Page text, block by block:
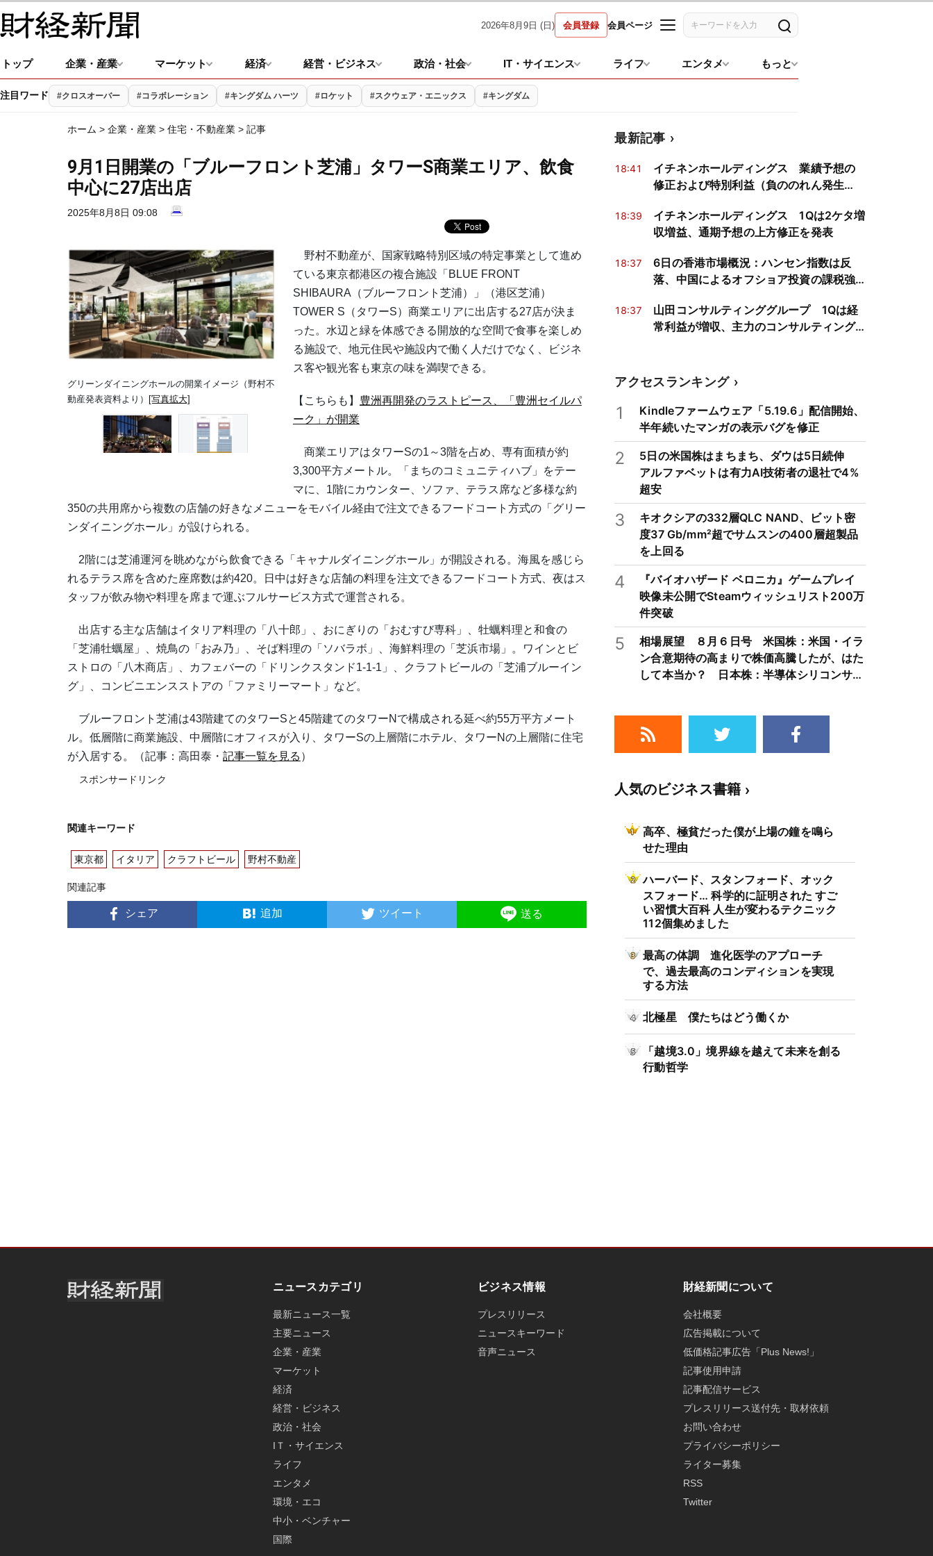
2026年8月9日 (日) 会員登録 会員ページ
記事を検索
トップ 企業・産業 マーケット 経済 経営・ビジネス 政治・社会 IT・サイエンス ライフ エンタメ もっと
注目ワード #クロスオーバー #コラボレーション #キングダム ハーツ #ロケット #スクウェア・エニックス #キングダム
ホーム > 企業・産業 > 住宅・不動産業 > 記事
9月1日開業の「ブルーフロント芝浦」タワーS商業エリア、飲食
中心に27店出店
2025年8月8日 09:08
グリーンダイニングホールの開業イメージ（野村不
動産発表資料より）
[写真拡大]
野村不動産が、国家戦略特別区域の特定事業として進め
ている東京都港区の複合施設「BLUE FRONT
SHIBAURA（ブルーフロント芝浦）」（港区芝浦）
TOWER S（タワーS）商業エリアに出店する27店が決ま
った。水辺と緑を体感できる開放的な空間で食事を楽しめ
る施設で、地元住民や施設内で働く人だけでなく、ビジネ
ス客や観光客も東京の味を満喫できる。
【こちらも】 豊洲再開発のラストピース、「豊洲セイルパ
ーク」が開業
商業エリアはタワーSの1～3階を占め、専有面積が約
3,300平方メートル。「まちのコミュニティハブ」をテー
マに、1階にカウンター、ソファ、テラス席など多様な約
350の共用席から複数の店舗の好きなメニューをモバイル経由で注文できるフードコート方式の「グリー
ンダイニングホール」が設けられる。
2階には芝浦運河を眺めながら飲食できる「キャナルダイニングホール」が開設される。海風を感じら
れるテラス席を含めた座席数は約420。日中は好きな店舗の料理を注文できるフードコート方式、夜はス
タッフが飲み物や料理を席まで運ぶフルサービス方式で運営される。
出店する主な店舗はイタリア料理の「八十郎」、おにぎりの「おむすび専科」、牡蠣料理と和食の
「芝浦牡蠣屋」、焼鳥の「おみ乃」、そば料理の「ソバラボ」、海鮮料理の「芝浜市場」。ワインとビ
ストロの「八木商店」、カフェバーの「ドリンクスタンド1-1-1」、クラフトビールの「芝浦ブルーイン
グ」、コンビニエンスストアの「ファミリーマート」など。
ブルーフロント芝浦は43階建てのタワーSと45階建てのタワーNで構成される延べ約55万平方メート
ル。低層階に商業施設、中層階にオフィスが入り、タワーSの上層階にホテル、タワーNの上層階に住宅
が入居する。（記事：高田泰・ 記事一覧を見る ）
スポンサードリンク
関連キーワード
東京都 イタリア クラフトビール 野村不動産
関連記事
シェア 追加 ツイート 送る
最新記事
18:41
イチネンホールディングス 業績予想の
修正および特別利益（負ののれん発生
18:39
イチネンホールディングス 1Qは2ケタ増
収増益、通期予想の上方修正を発表
18:37
6日の香港市場概況：ハンセン指数は反
落、中国によるオフショア投資の課税強
18:37
山田コンサルティンググループ 1Qは経
常利益が増収、主力のコンサルティング
アクセスランキング
1
Kindleファームウェア「5.19.6」配信開始、
半年続いたマンガの表示バグを修正
2
5日の米国株はまちまち、ダウは5日続伸
アルファベットは有力AI技術者の退社で4%
超安
3
キオクシアの332層QLC NAND、ビット密
度37 Gb/mm²超でサムスンの400層超製品
を上回る
4
『バイオハザード ベロニカ』ゲームプレイ
映像未公開でSteamウィッシュリスト200万
件突破
5
相場展望 ８月６日号 米国株：米国・イラ
ン合意期待の高まりで株価高騰したが、はた
して本当か？ 日本株：半導体シリコンサイ
人気のビジネス書籍
高卒、極貧だった僕が上場の鐘を鳴ら
せた理由
ハーバード、スタンフォード、オック
スフォード… 科学的に証明された すご
い習慣大百科 人生が変わるテクニック
112個集めました
最高の体調 進化医学のアプローチ
で、過去最高のコンディションを実現
する方法
北極星 僕たちはどう働くか
「越境3.0」境界線を越えて未来を創る
行動哲学
ニュースカテゴリ
最新ニュース一覧
主要ニュース
企業・産業
マーケット
経済
経営・ビジネス
政治・社会
IＴ・サイエンス
ライフ
エンタメ
環境・エコ
中小・ベンチャー
国際
ビジネス情報
プレスリリース
ニュースキーワード
音声ニュース
財経新聞について
会社概要
広告掲載について
低価格記事広告「Plus News!」
記事使用申請
記事配信サービス
プレスリリース送付先・取材依頼
お問い合わせ
プライバシーポリシー
ライター募集
RSS
Twitter